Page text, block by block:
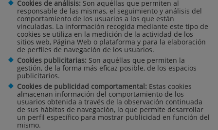
Cookies de análisis: Son aquéllas que permiten al
responsable de las mismas, el seguimiento y análisis del
comportamiento de los usuarios a los que están
vinculadas. La información recogida mediante este tipo de
cookies se utiliza en la medición de la actividad de los
sitios web, Página Web o plataforma y para la elaboración
de perfiles de navegación de los usuarios.
Cookies publicitarias: Son aquéllas que permiten la
gestión, de la forma más eficaz posible, de los espacios
publicitarios.
Cookies de publicidad comportamental: Estas cookies
almacenan información del comportamiento de los
usuarios obtenida a través de la observación continuada
de sus hábitos de navegación, lo que permite desarrollar
un perfil específico para mostrar publicidad en función del
mismo.